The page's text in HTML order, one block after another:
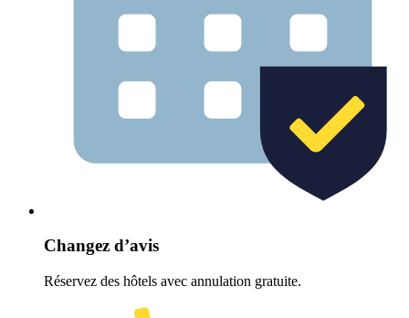
Changez d’avis
Réservez des hôtels avec annulation gratuite.